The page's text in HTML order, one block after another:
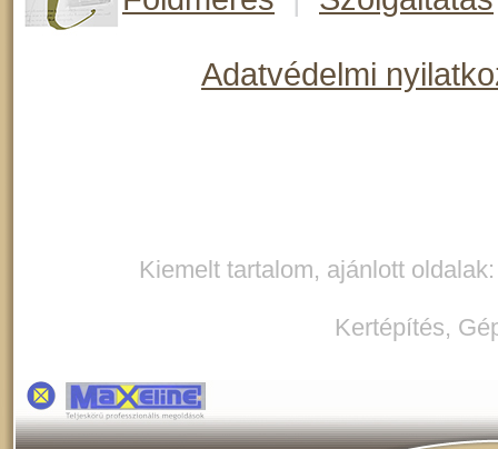
Adatvédelmi
Kiemelt tartalom, ajánlott
Kertépítés,